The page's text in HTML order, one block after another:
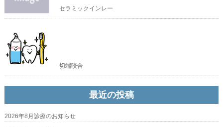
セラミックインレー
切端咬合
最近の投稿
2026年8月診療のお知らせ